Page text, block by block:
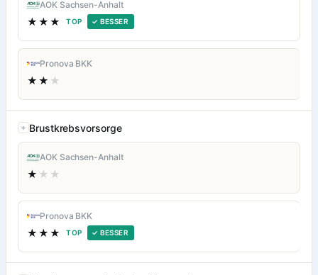
AOK Sachsen-Anhalt
★★★ TOP ✓ BESSER
Pronova BKK
★★ ★
Brustkrebsvorsorge
AOK Sachsen-Anhalt
★ ★★
Pronova BKK
★★★ TOP ✓ BESSER